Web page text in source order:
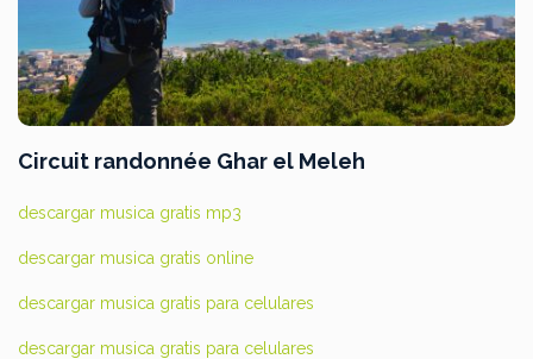
Circuit randonnée Ghar el Meleh
descargar musica gratis mp3
descargar musica gratis online
descargar musica gratis para celulares
descargar musica gratis para celulares